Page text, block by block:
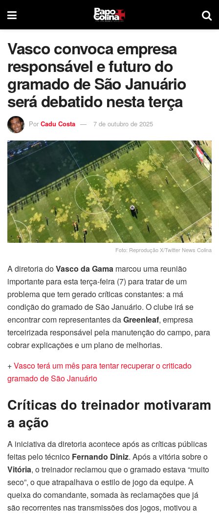
Vasco convoca empresa
responsável e futuro do
gramado de São Januário
será debatido nesta terça
Por Cadu Costa 7 de outubro de 2025
Foto: Reprodução X/Twitter News Colina
A diretoria doVasco da Gama marcou uma reunião
importante para esta terça-feira (7) para tratar de um
problema que tem gerado críticas constantes: a má
condição do gramado de São Januário. O clube irá se
encontrar com representantes daGreenleaf, empresa
terceirizada responsável pela manutenção do campo, para
cobrar explicações e um plano de melhorias.
+Vasco terá um mês para tentar recuperar o criticado
gramado de São Januário
Críticas do treinador motivaram
a ação
A iniciativa da diretoria acontece após as críticas públicas
feitas pelo técnico Fernando Diniz. Após a vitória sobre o
Vitória, o treinador reclamou que o gramado estava “muito
seco”, o que atrapalhava o estilo de jogo da equipe. A
queixa do comandante, somada às reclamações que já
são recorrentes nas transmissões dos jogos, motivou a